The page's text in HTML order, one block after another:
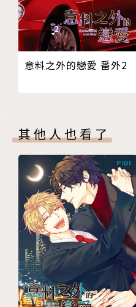
意料之外的戀愛 番外2
其他人也看了